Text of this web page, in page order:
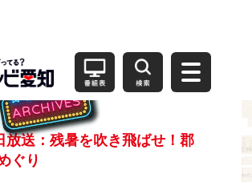
放送：残暑を吹き飛ばせ！郡
ぐり